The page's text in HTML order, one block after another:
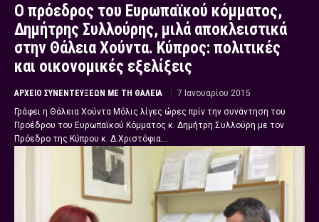
Ο πρόεδρος του Ευρωπαϊκού κόμματος,
Δημήτρης Συλλούρης, μιλά αποκλειστικά
στην Θάλεια Χούντα. Κύπρος: πολιτικές
και οικονομικές εξελίξεις
ΑΡΧΕΊΟ ΣΥΝΕΝΤΕΎΞΕΩΝ ΜΕ ΤΗ ΘΆΛΕΙΑ
7 Ιανουαρίου 2015
Γράφει η Θάλεια Χούντα Μόλις λίγες ώρες πρίν την συνάντηση του
Προέδρου του Ευρωπαϊκού Κόμματος κ. Δημήτρη Συλλούρη με τον
Πρόεδρο της Κύπρου κ. Δ.Χριστόφια...